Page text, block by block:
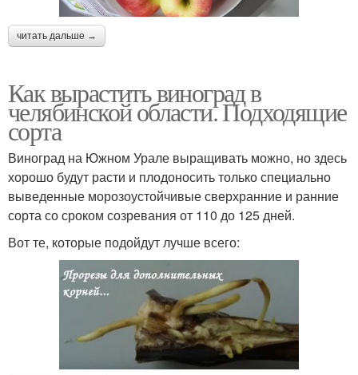
читать дальше →
Как вырастить виноград в
челябинской области. Подходящие
сорта
Виноград на Южном Урале выращивать можно, но здесь
хорошо будут расти и плодоносить только специально
выведенные морозоустойчивые сверхранние и ранние
сорта со сроком созревания от 110 до 125 дней.
Вот те, которые подойдут лучше всего: